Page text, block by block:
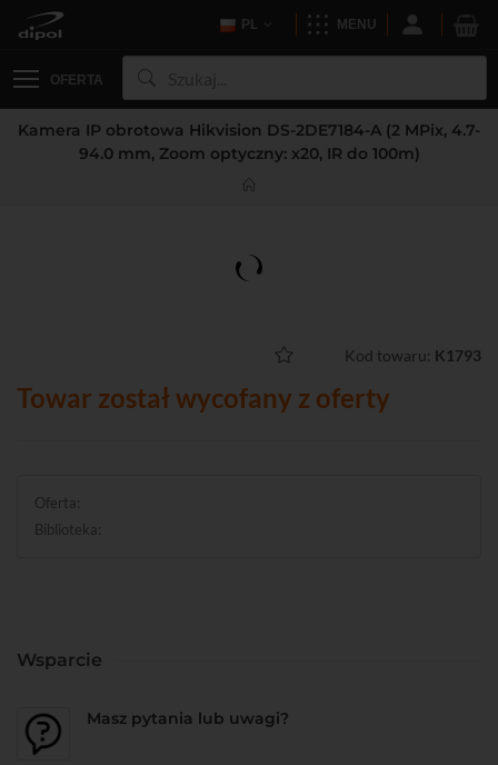
PL MENU
OFERTA
Kamera IP obrotowa Hikvision DS-2DE7184-A (2 MPix, 4.7-
94.0 mm, Zoom optyczny: x20, IR do 100m)
Kod towaru: K1793
Towar został wycofany z oferty
Oferta:
Biblioteka:
Wsparcie
Masz pytania lub uwagi?